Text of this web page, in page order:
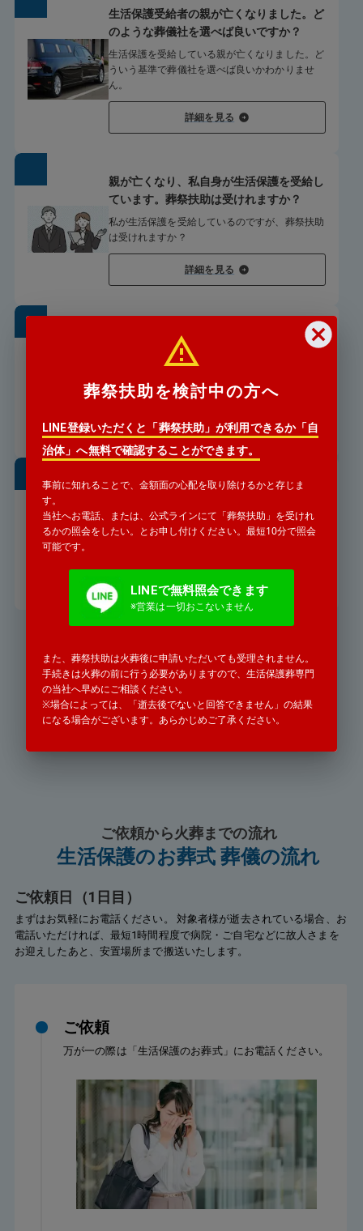
生活保護受給者の親が亡くなりました。ど
のような葬儀社を選べば良いですか？
生活保護を受給している親が亡くなりました。ど
ういう基準で葬儀社を選べば良いかわかりませ
ん。
詳細を見る
親が亡くなり、私自身が生活保護を受給し
ています。葬祭扶助は受けれますか？
私が生活保護を受給しているのですが、葬祭扶助
は受けれますか？
詳細を見る
親が亡くなったと、警察署から連絡があり
ました。どうすればいいですか？
から連絡がありました。
詳細を見る
遠方からでも葬儀の手配は可能
「遠方の親戚が亡くなったと」警察
お気軽にお電話ください
0120-771-552
受付時間 24時間365日対応
ご依頼から火葬までの流れ
生活保護のお葬式 葬儀の流れ
ご依頼日（1日目）
まずはお気軽にお電話ください。 対象者様が逝去されている場合、お
電話いただければ、最短1時間程度で病院・ご自宅などに故人さまを
お迎えしたあと、安置場所まで搬送いたします。
ご依頼
万が一の際は「生活保護のお葬式」にお電話ください。
葬祭扶助を検討中の方へ
LINE登録いただくと「葬祭扶助」が利用できるか「自
治体」へ無料で確認することができます。
事前に知れることで、金額面の心配を取り除けるかと存じま
す。
当社へお電話、または、公式ラインにて「葬祭扶助」を受けれ
るかの照会をしたい。とお申し付けください。最短10分で照会
可能です。
LINEで無料照会できます
※営業は一切おこないません
また、葬祭扶助は火葬後に申請いただいても受理されません。
手続きは火葬の前に行う必要がありますので、生活保護葬専門
の当社へ早めにご相談ください。
※場合によっては、「逝去後でないと回答できません」の結果
になる場合がございます。あらかじめご了承ください。